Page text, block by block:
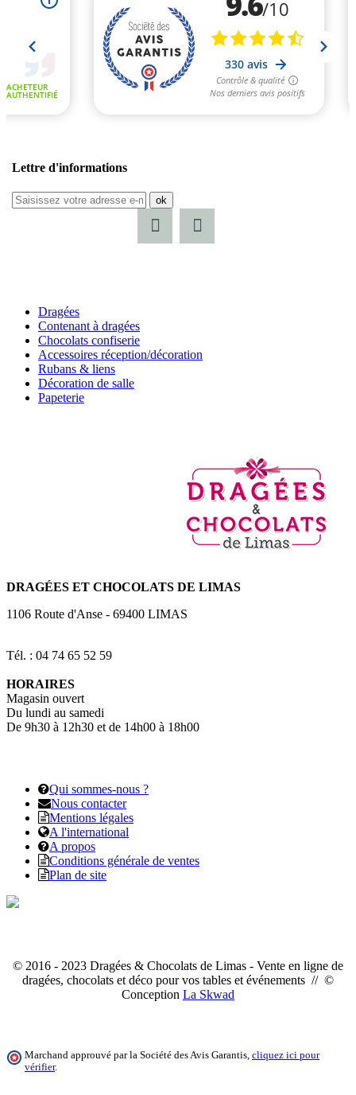
Lettre d'informations
ok
Dragées
Contenant à dragées
Chocolats confiserie
Accessoires réception/décoration
Rubans & liens
Décoration de salle
Papeterie
DRAGÉES ET CHOCOLATS DE LIMAS
1106 Route d'Anse - 69400 LIMAS
Tél. : 04 74 65 52 59
HORAIRES
Magasin ouvert
Du lundi au samedi
De 9h30 à 12h30 et de 14h00 à 18h00
Qui sommes-nous ?
Nous contacter
Mentions légales
A l'international
A propos
Conditions générale de ventes
Plan de site
© 2016 - 2023 Dragées & Chocolats de Limas - Vente en ligne de
dragées, chocolats et déco pour vos tables et événements // ©
Conception La Skwad
Marchand approuvé par la Société des Avis Garantis, cliquez ici pour
vérifier.